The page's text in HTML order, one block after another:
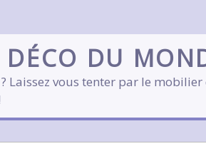
DU
Laissez vous tenter par le mobilier